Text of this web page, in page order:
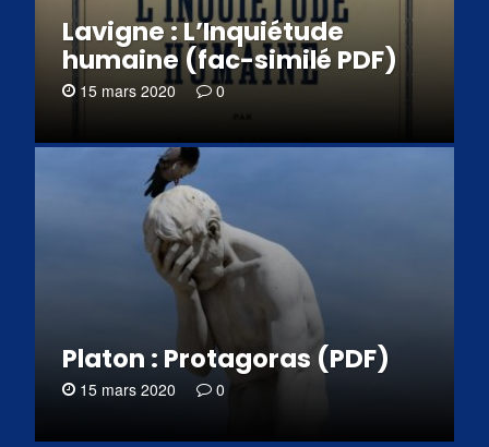
Lavigne : L’Inquiétude
humaine (fac-similé PDF)
15 mars 2020 0
Platon : Protagoras (PDF)
15 mars 2020 0